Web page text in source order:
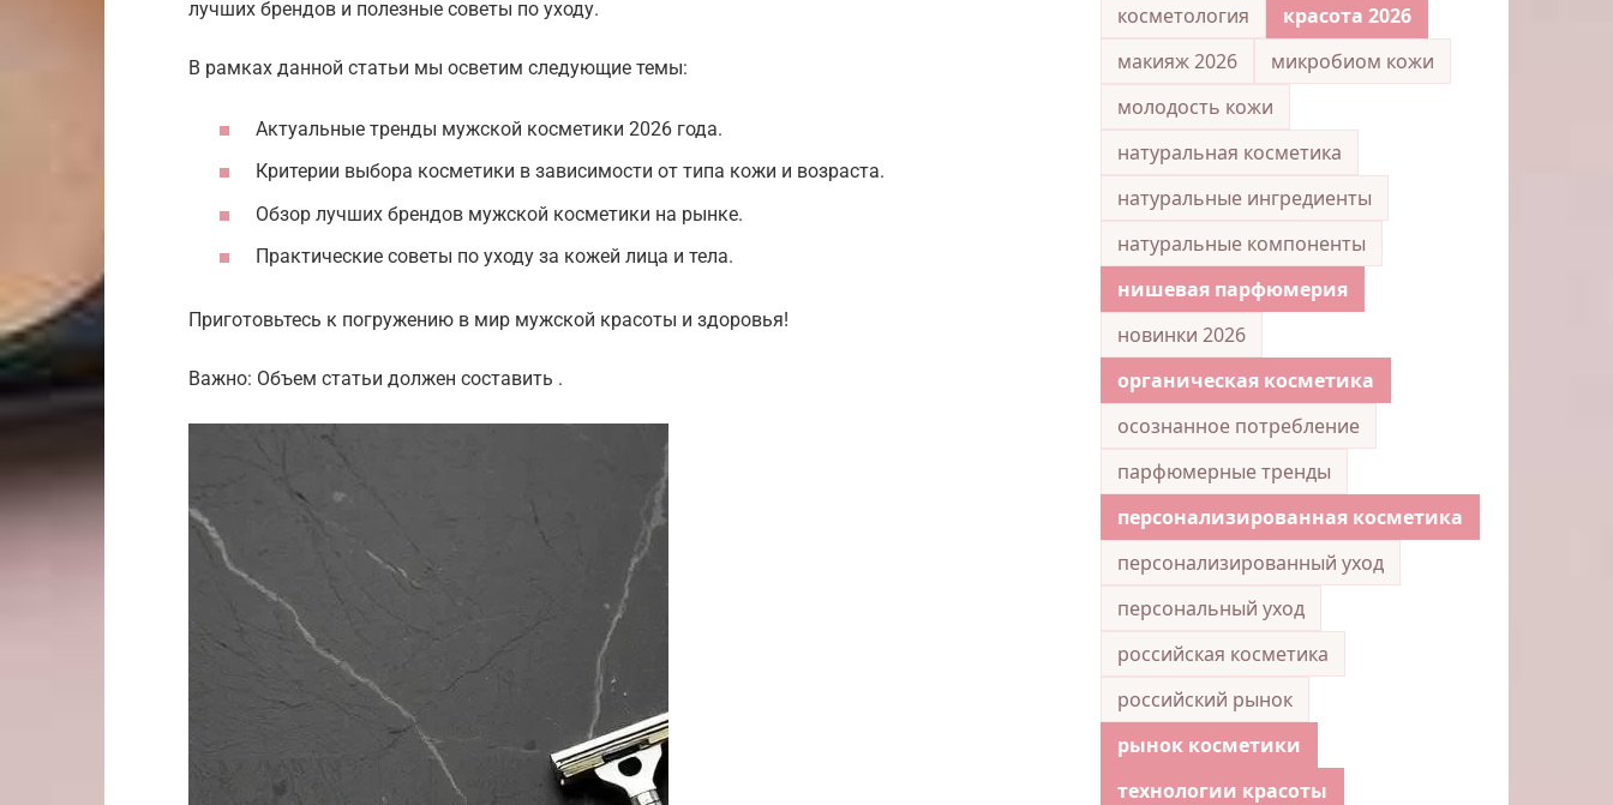
лучших брендов и полезные советы по уходу.
В рамках данной статьи мы осветим следующие темы:
Актуальные тренды мужской косметики 2026 года.
Критерии выбора косметики в зависимости от типа кожи и возраста.
Обзор лучших брендов мужской косметики на рынке.
Практические советы по уходу за кожей лица и тела.
Приготовьтесь к погружению в мир мужской красоты и здоровья!
Важно: Объем статьи должен составить .
косметология
красота 2026
макияж 2026
микробиом кожи
молодость кожи
натуральная косметика
натуральные ингредиенты
натуральные компоненты
нишевая парфюмерия
новинки 2026
органическая косметика
осознанное потребление
парфюмерные тренды
персонализированная косметика
персонализированный уход
персональный уход
российская косметика
российский рынок
рынок косметики
технологии красоты